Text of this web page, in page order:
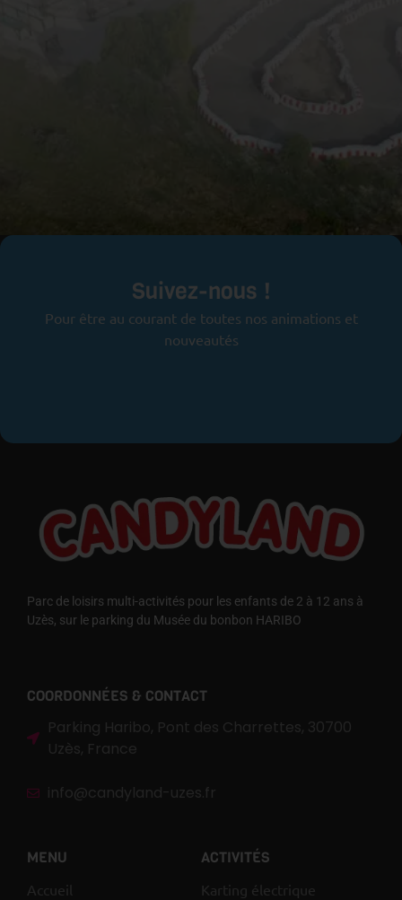
Suivez-nous !
Pour être au courant de toutes nos animations et
nouveautés
Parc de loisirs multi-activités pour les enfants de 2 à 12 ans à
Uzès, sur le parking du Musée du bonbon HARIBO
COORDONNÉES & CONTACT
Parking Haribo, Pont des Charrettes, 30700
Uzès, France
info@candyland-uzes.fr
MENU
Accueil
ACTIVITÉS
Karting électrique